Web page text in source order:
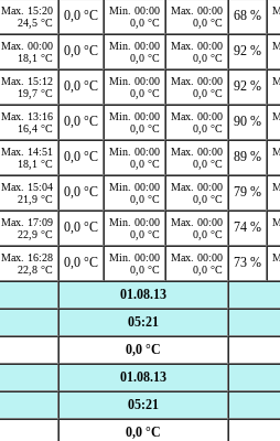
Max. 15:20
24,5 °C
0,0 °C
Min. 00:00
0,0 °C
Max. 00:00
0,0 °C
68 %
Max. 00:00
18,1 °C
0,0 °C
Min. 00:00
0,0 °C
Max. 00:00
0,0 °C
92 %
Max. 15:12
19,7 °C
0,0 °C
Min. 00:00
0,0 °C
Max. 00:00
0,0 °C
92 %
Max. 13:16
16,4 °C
0,0 °C
Min. 00:00
0,0 °C
Max. 00:00
0,0 °C
90 %
Max. 14:51
18,1 °C
0,0 °C
Min. 00:00
0,0 °C
Max. 00:00
0,0 °C
89 %
Max. 15:04
21,9 °C
0,0 °C
Min. 00:00
0,0 °C
Max. 00:00
0,0 °C
79 %
Max. 17:09
22,9 °C
0,0 °C
Min. 00:00
0,0 °C
Max. 00:00
0,0 °C
74 %
Max. 16:28
22,8 °C
0,0 °C
Min. 00:00
0,0 °C
Max. 00:00
0,0 °C
73 %
01.08.13
05:21
0,0 °C
01.08.13
05:21
0,0 °C